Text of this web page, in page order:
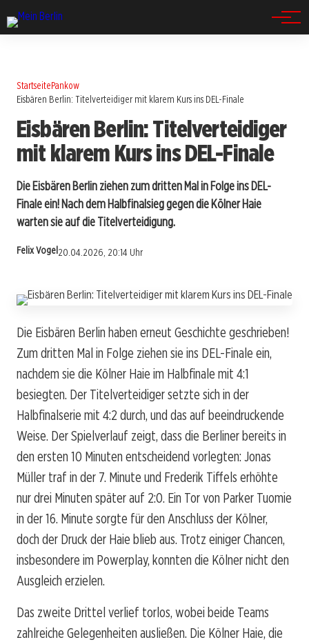
StartseitePankow
Eisbären Berlin: Titelverteidiger mit klarem Kurs ins DEL-Finale
Eisbären Berlin: Titelverteidiger
mit klarem Kurs ins DEL-Finale
Die Eisbären Berlin ziehen zum dritten Mal in Folge ins DEL-
Finale ein! Nach dem Halbfinalsieg gegen die Kölner Haie
warten sie auf die Titelverteidigung.
Felix Vogel 20.04.2026, 20:14 Uhr
Die Eisbären Berlin haben erneut Geschichte geschrieben!
Zum dritten Mal in Folge ziehen sie ins DEL-Finale ein,
nachdem sie die Kölner Haie im Halbfinale mit 4:1
besiegten. Der Titelverteidiger setzte sich in der
Halbfinalserie mit 4:2 durch, und das auf beeindruckende
Weise. Der Spielverlauf zeigt, dass die Berliner bereits in
den ersten 10 Minuten entscheidend vorlegten: Jonas
Müller traf in der 7. Minute und Frederik Tiffels erhöhte
nur drei Minuten später auf 2:0. Ein Tor von Parker Tuomie
in der 16. Minute sorgte für den Anschluss der Kölner,
doch der Druck der Haie blieb aus. Trotz einiger Chancen,
insbesondere im Powerplay, konnten die Kölner nicht den
Ausgleich erzielen.
Das zweite Drittel verlief torlos, wobei beide Teams
zahlreiche Gelegenheiten ausließen. Die Kölner Haie, die